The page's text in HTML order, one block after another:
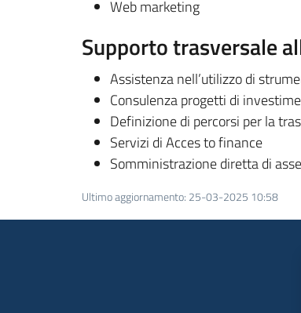
Web marketing
Supporto trasversale
Assistenza nell’utilizzo di
Consulenza progetti di
Definizione di percorsi per la
Servizi di Acces to finance
Somministrazione diretta di
Ultimo aggiornamento: 25-03-2025 10:58